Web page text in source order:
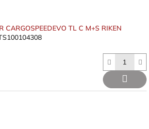
CARGOSPEEDEVO TL C M+S RIKEN